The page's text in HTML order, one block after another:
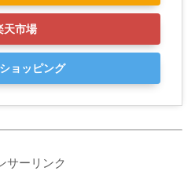
天市場
ョッピング
サーリンク